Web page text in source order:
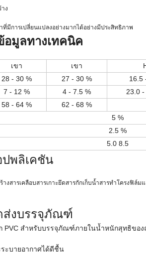
ง
มีการเปลี่ยนแปลงอย่างมากได้อย่างมีประสิทธิภาพ
อมูลทางเทคนิค
เขา เขา
28 - 30 % 27 - 30 % 16.5
7 - 12 % 4 - 7.5 % 23.0 -
58 - 64 % 62 - 68 %
5 %
2.5 %
5.0 8.5
ปพลิเคชัน
สารเคลือบสารเกาะยึดสารกักเก็บน้ำสารทำโครงฟิล์ม
ส่งบรรจุภัณฑ์
สำหรับบรรจุภัณฑ์ภายในน้ำหนักสุทธิของ
ะบายอากาศได้ดีชื้น